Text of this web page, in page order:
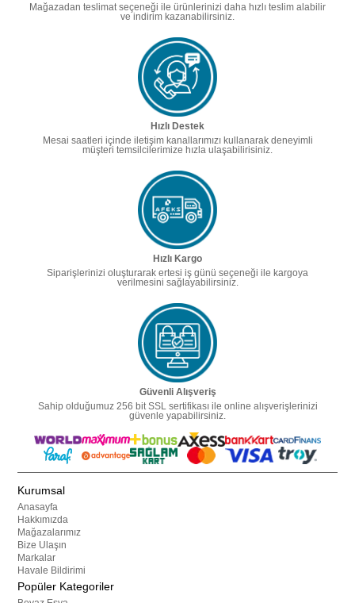
Mağazadan teslimat seçeneği ile ürünlerinizi daha hızlı teslim alabilir
ve indirim kazanabilirsiniz.
Hızlı Destek
Mesai saatleri içinde iletişim kanallarımızı kullanarak deneyimli
müşteri temsilcilerimize hızla ulaşabilirisiniz.
Hızlı Kargo
Siparişlerinizi oluşturarak ertesi iş günü seçeneği ile kargoya
verilmesini sağlayabilirsiniz.
Güvenli Alışveriş
Sahip olduğumuz 256 bit SSL sertifikası ile online alışverişlerinizi
güvenle yapabilirsiniz.
Kurumsal
Anasayfa
Hakkımızda
Mağazalarımız
Bize Ulaşın
Markalar
Havale Bildirimi
Popüler Kategoriler